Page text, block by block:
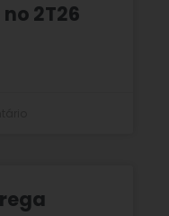
2T26